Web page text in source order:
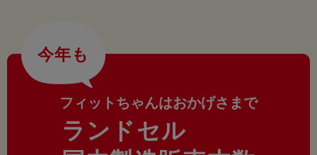
今年も
フィットちゃんはおかげさまで
ランドセル